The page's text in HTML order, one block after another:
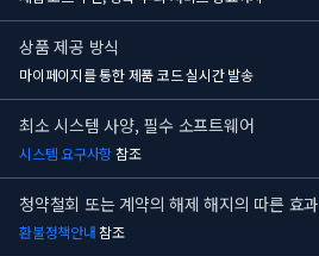
상품 제공 방식
마이페이지를 통한 제품 코드 실시간 발송
최소 시스템 사양, 필수 소프트웨어
시스템 요구사항참조
청약철회 또는 계약의 해제 해지의 따른 효과
환불정책안내참조